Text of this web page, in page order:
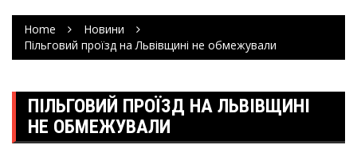
Home
Новини
Пільговий проїзд на Львівщині не обмежували
ПІЛЬГОВИЙ ПРОЇЗД НА ЛЬВІВЩИНІ
НЕ ОБМЕЖУВАЛИ